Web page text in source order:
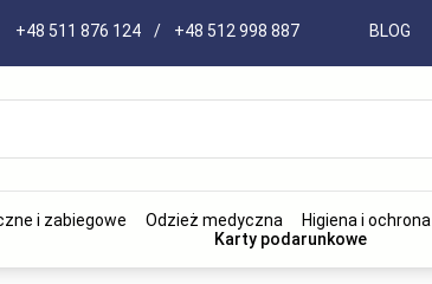
+48 511 876 124 / +48 512 998 887 BLOG
i zabiegowe Odzież medyczna Higiena i ochrona
Karty podarunkowe